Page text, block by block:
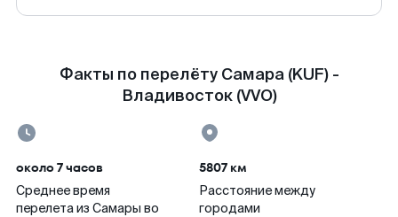
Факты по перелёту Самара (KUF) -
Владивосток (VVO)
около 7 часов
Среднее время
перелета из Самары во
5807 км
Расстояние между
городами